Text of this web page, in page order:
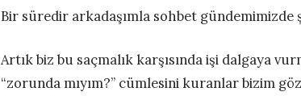
Bir süredir arkadaşımla sohbet gündemimizde
Artık biz bu saçmalık karşısında işi dalgaya
“zorunda mıyım?” cümlesini kuranlar bizim